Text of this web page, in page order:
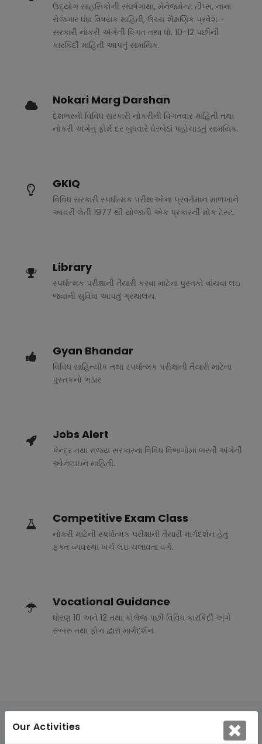
Our Activities
ઉદ્યોગ સાહસિકોની સંઘર્ષગાથા, મેનેજમેન્ટ ટીપ્સ, નાના
રોજગાર ધંધા વિષયક માહિતી, ઉચ્ચ શૈક્ષણિક પ્રવેશ -
સરકારી નોકરી અંગેની વિગત તથા ધો. 10-12 પછીની
કારકિર્દી માહિતી આપતું સામયિક.
Nokari Marg Darshan
દેશભરની વિવિધ સરકારી નોકરીની વિગતવાર માહિતી તથા
નોકરી અંગેનું ફોર્મ દર બુધવારે ઘેરબેઠાં પહોચાડતું સામયિક.
GKIQ
વિવિધ સરકારી સ્પર્ધાત્મક પરીક્ષાઓના પ્રવર્તમાન માળખાને
આવરી લેતી 1977 થી યોજાતી એક પ્રકારની મોક ટેસ્ટ.
Library
સ્પર્ધાત્મક પરીક્ષાની તૈયારી કરવા માટેના પુસ્તકો વાંચવા લઇ
જવાની સુવિધા આપતું ગ્રંથાલય.
Gyan Bhandar
વિવિધ સાહિત્યીક તથા સ્પર્ધાત્મક પરીક્ષાની તૈયારી માટેના
પુસ્તકનો ભંડાર.
Jobs Alert
કેન્દ્ર તથા રાજ્ય સરકારના વિવિધ વિભાગોમાં ભરતી અંગેની
ઓનલાઇન માહિતી.
Competitive Exam Class
નોકરી માટેની સ્પર્ધાત્મક પરીક્ષાની તૈયારી માર્ગદર્શન હેતુ
ફક્ત વ્યવસ્થા ખર્ચ લઇ ચલાવતા વર્ગ.
Vocational Guidance
ધોરણ 10 અને 12 તથા કોલેજ પછી વિવિધ કારકિર્દી અંગે
રૂબરુ તથા ફોન દ્વારા માર્ગદર્શન.